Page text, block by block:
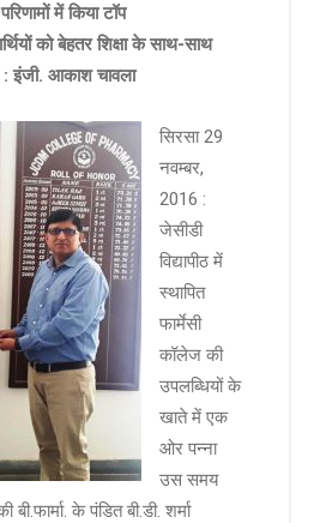
में किया टॉप
को बेहतर शिक्षा के साथ-साथ
: इंजी. आकाश चावला
सिरसा 29
नवम्बर,
2016 :
जेसीडी
विद्यापीठ में
स्थापित
फार्मेसी
कॉलेज की
उपलब्धियों के
खाते में एक
ओर पन्ना
उस समय
के पंडित बी.डी. शर्मा